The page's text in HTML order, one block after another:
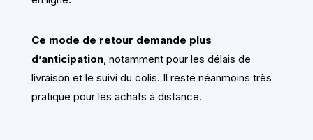
Ce mode de retour demande plus
d’anticipation, notamment pour les délais de
livraison et le suivi du colis. Il reste néanmoins très
pratique pour les achats à distance.